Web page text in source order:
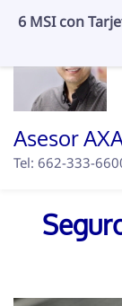
Skip
Asesor
Tel: 662-333-
6 MSI con